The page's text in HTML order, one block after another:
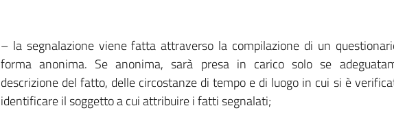
– la segnalazione viene fatta attraverso la compilazione di un
forma anonima. Se anonima, sarà presa in carico solo se
descrizione del fatto, delle circostanze di tempo e di luogo in cui si è
identificare il soggetto a cui attribuire i fatti segnalati;